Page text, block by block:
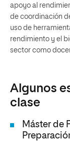
apoyo al
de coordinación
uso de
rendimiento y el
sector como
Algunos
clase
Máster de